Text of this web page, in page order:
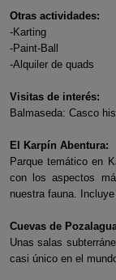
Otras actividades:
-Karting
-Paint-Ball
-Alquiler de quads
Visitas de interés:
Balmaseda: Casco
El Karpín Abentura:
Parque temático en
con los aspectos
nuestra fauna.
Cuevas de
Unas salas
casi único en el